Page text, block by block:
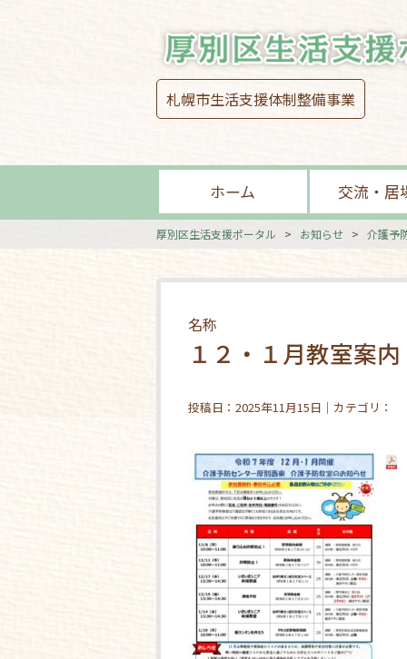
札幌市生活支援体制整備事業
ホーム 交流・居
厚別区生活支援ポータル > お知らせ > 介護予
名称
１２・１月教室案内
投稿日：2025年11月15日｜カテゴリ：